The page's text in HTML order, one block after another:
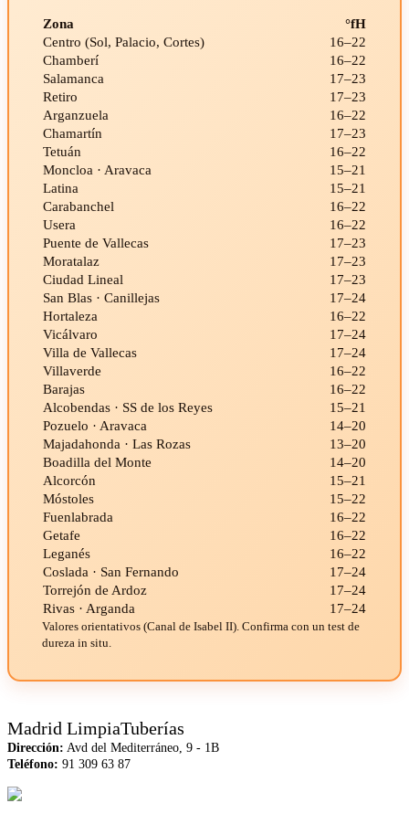
Zona
°fH
Centro (Sol, Palacio, Cortes)
16–22
Chamberí
16–22
Salamanca
17–23
Retiro
17–23
Arganzuela
16–22
Chamartín
17–23
Tetuán
16–22
Moncloa · Aravaca
15–21
Latina
15–21
Carabanchel
16–22
Usera
16–22
Puente de Vallecas
17–23
Moratalaz
17–23
Ciudad Lineal
17–23
San Blas · Canillejas
17–24
Hortaleza
16–22
Vicálvaro
17–24
Villa de Vallecas
17–24
Villaverde
16–22
Barajas
16–22
Alcobendas · SS de los Reyes
15–21
Pozuelo · Aravaca
14–20
Majadahonda · Las Rozas
13–20
Boadilla del Monte
14–20
Alcorcón
15–21
Móstoles
15–22
Fuenlabrada
16–22
Getafe
16–22
Leganés
16–22
Coslada · San Fernando
17–24
Torrejón de Ardoz
17–24
Rivas · Arganda
17–24
Valores orientativos (Canal de Isabel II). Confirma con un test de
dureza in situ.
Madrid LimpiaTuberías
Dirección: Avd del Mediterráneo, 9 - 1B
Teléfono: 91 309 63 87